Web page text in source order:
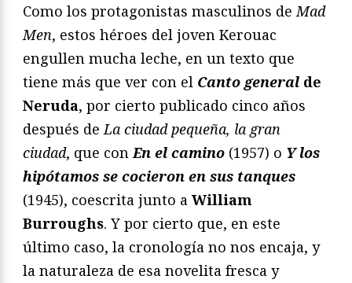
Como los protagonistas masculinos de Mad
Men, estos héroes del joven Kerouac
engullen mucha leche, en un texto que
tiene más que ver con el Canto general de
Neruda, por cierto publicado cinco años
después de La ciudad pequeña, la gran
ciudad, que con En el camino (1957) o Y los
hipótamos se cocieron en sus tanques
(1945), coescrita junto a William
Burroughs. Y por cierto que, en este
último caso, la cronología no nos encaja, y
la naturaleza de esa novelita fresca y